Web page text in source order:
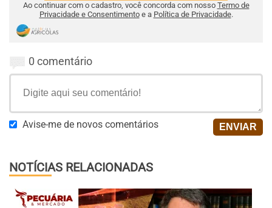
Ao continuar com o cadastro, você concorda com nosso Termo de
Privacidade e Consentimentoe a Política de Privacidade.
0 comentário
Avise-me de novos comentários
NOTÍCIAS RELACIONADAS